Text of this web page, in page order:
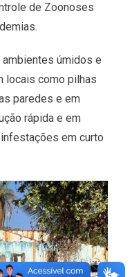
de Zoonoses
úmidos e
locais como pilhas
paredes e em
rápida e em
em curto